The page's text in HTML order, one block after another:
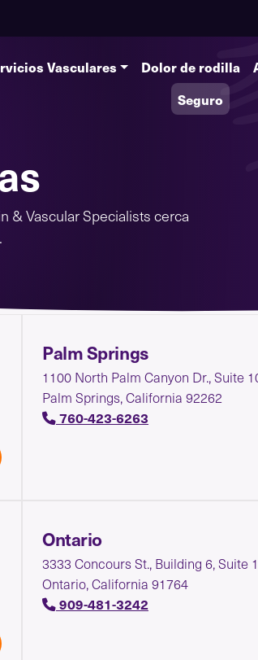
Vasculares Dolor de rodilla
Seguro
& Vascular Specialists cerca
Palm Springs
1100 North Palm Canyon Dr., Suite
Palm Springs, California 92262
760-423-6263
Ontario
3333 Concours St., Building 6, Suite
Ontario, California 91764
909-481-3242